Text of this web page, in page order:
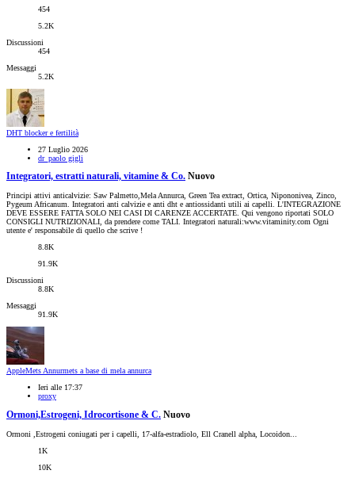
454
5.2K
Discussioni
454
Messaggi
5.2K
DHT blocker e fertilità
27 Luglio 2026
dr_paolo gigli
Integratori, estratti naturali, vitamine & Co. Nuovo
Principi attivi anticalvizie: Saw Palmetto,Mela Annurca, Green Tea extract, Ortica, Nipononivea, Zinco,
Pygeum Africanum. Integratori anti calvizie e anti dht e antiossidanti utili ai capelli. L'INTEGRAZIONE
DEVE ESSERE FATTA SOLO NEI CASI DI CARENZE ACCERTATE. Qui vengono riportati SOLO
CONSIGLI NUTRIZIONALI, da prendere come TALI. Integratori naturali:www.vitaminity.com Ogni
utente e' responsabile di quello che scrive !
8.8K
91.9K
Discussioni
8.8K
Messaggi
91.9K
AppleMets Annurmets a base di mela annurca
Ieri alle 17:37
proxy
Ormoni,Estrogeni, Idrocortisone & C. Nuovo
Ormoni ,Estrogeni coniugati per i capelli, 17-alfa-estradiolo, Ell Cranell alpha, Locoidon...
1K
10K